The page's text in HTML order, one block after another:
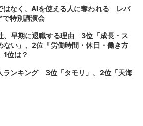
はなく、AIを使える人に奪われる レバ
で特別講演会
、早期に退職する理由 3位「成長・ス
ない」、2位「労働時間・休日・働き方
1位は？
ランキング 3位「タモリ」、2位「天海